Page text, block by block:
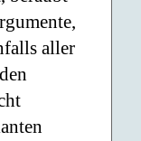
aller